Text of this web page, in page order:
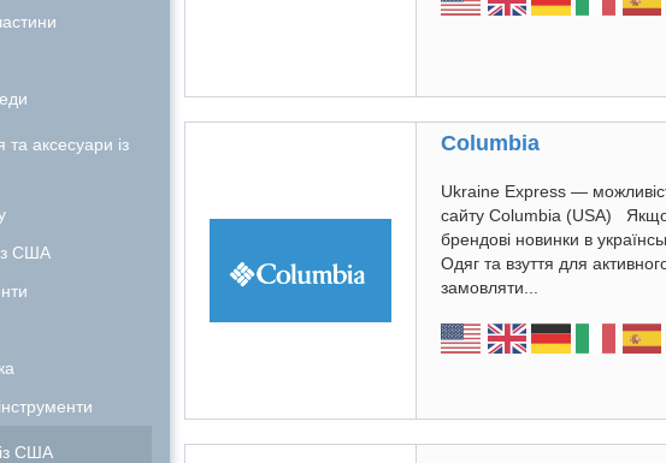
та аксесуари із
США
США
Columbia
Ukraine Express —
сайту Columbia (USA)
брендові новинки в
Одяг та взуття для
замовляти...